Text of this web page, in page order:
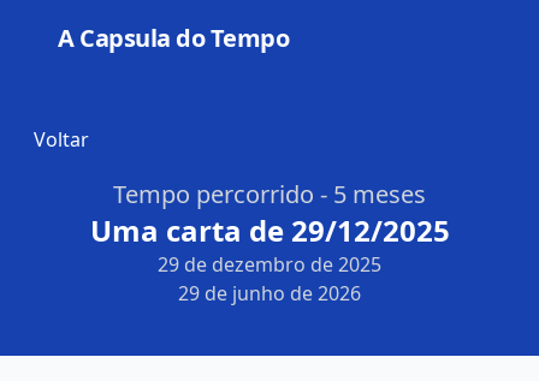
A Capsula do Tempo
Voltar
Tempo percorrido - 5 meses
Uma carta de 29/12/2025
29 de dezembro de 2025
29 de junho de 2026